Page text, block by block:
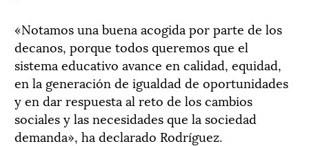
«Notamos una buena acogida por parte de los
decanos, porque todos queremos que el
sistema educativo avance en calidad, equidad,
en la generación de igualdad de oportunidades
y en dar respuesta al reto de los cambios
sociales y las necesidades que la sociedad
demanda», ha declarado Rodríguez.